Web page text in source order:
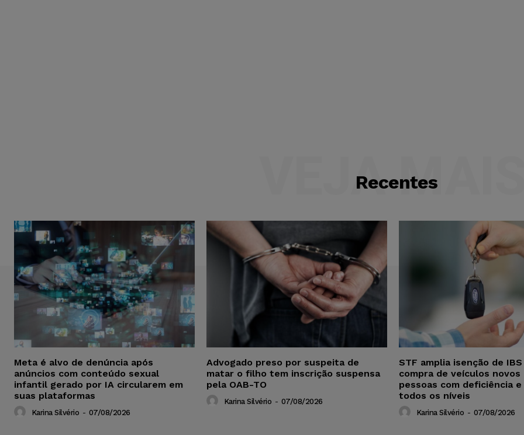
Recentes
VEJA
Meta é alvo de denúncia após
anúncios com conteúdo sexual
infantil gerado por IA circularem em
suas plataformas
Karina Silvério - 07/08/2026
Advogado preso por suspeita de
matar o filho tem inscrição suspensa
pela OAB-TO
Karina Silvério - 07/08/2026
STF amplia isenção de
compra de veículos novos
pessoas com deficiência
todos os níveis
Karina Silvério - 07/08/2026